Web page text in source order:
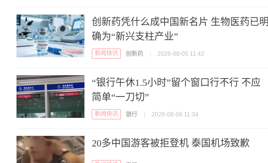
创新药凭什么成中国新名片 生物医药已明
确为“新兴支柱产业”
新闻快讯 创新药 2026-08-05 11:42
“银行午休1.5小时”留个窗口行不行 不应
简单“一刀切”
新闻快讯 银行 2026-08-06 11:34
20多中国游客被拒登机 泰国机场致歉